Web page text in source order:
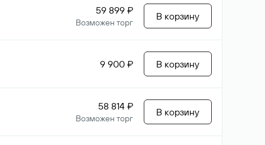
59 899 ₽
Возможен торг
В корзину
9 900 ₽ В корзину
58 814 ₽
Возможен торг
В корзину